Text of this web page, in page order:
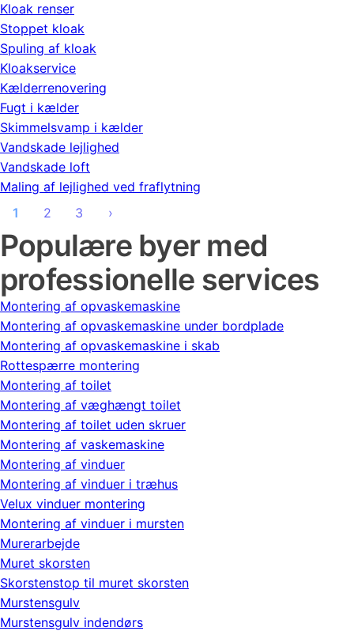
Kloak renser
Stoppet kloak
Spuling af kloak
Kloakservice
Kælderrenovering
Fugt i kælder
Skimmelsvamp i kælder
Vandskade lejlighed
Vandskade loft
Maling af lejlighed ved fraflytning
1
2 3 ›
Populære byer med
professionelle services
Montering af opvaskemaskine
Montering af opvaskemaskine under bordplade
Montering af opvaskemaskine i skab
Rottespærre montering
Montering af toilet
Montering af væghængt toilet
Montering af toilet uden skruer
Montering af vaskemaskine
Montering af vinduer
Montering af vinduer i træhus
Velux vinduer montering
Montering af vinduer i mursten
Murerarbejde
Muret skorsten
Skorstenstop til muret skorsten
Murstensgulv
Murstensgulv indendørs